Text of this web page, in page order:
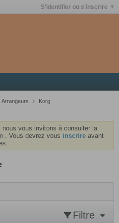
S'identifier ou s'inscrire
Arrangeurs
Korg
vous invitons à consulter la
. Vous devrez vous inscrire avant
Filtre